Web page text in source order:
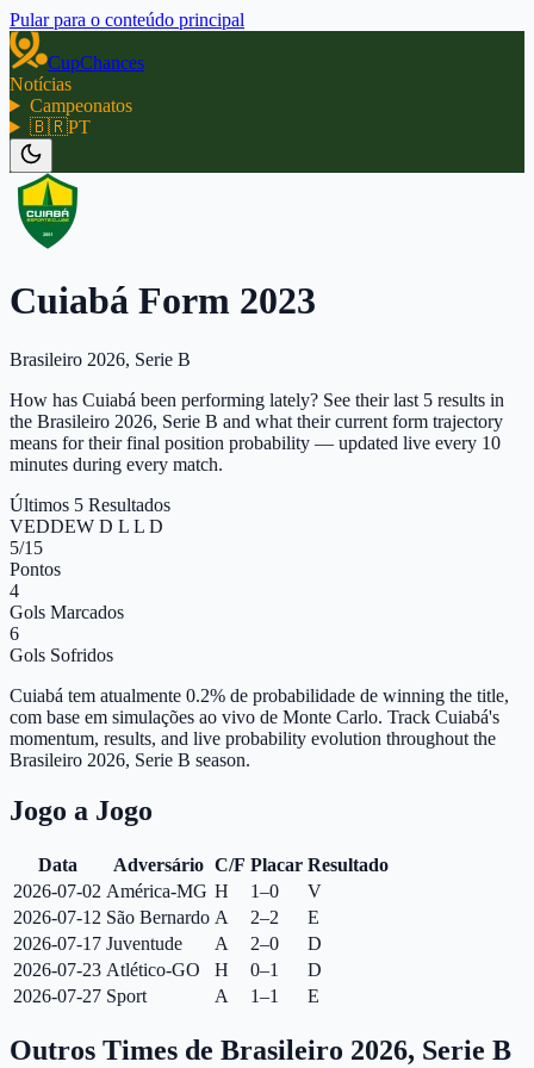
Pular para o conteúdo principal
CupChances
Notícias
Campeonatos
🇧🇷PT
Cuiabá Form 2023
Brasileiro 2026, Serie B
How has Cuiabá been performing lately? See their last 5 results in
the Brasileiro 2026, Serie B and what their current form trajectory
means for their final position probability — updated live every 10
minutes during every match.
Últimos 5 Resultados
VEDDEW D L L D
5/15
Pontos
4
Gols Marcados
6
Gols Sofridos
Cuiabá tem atualmente 0.2% de probabilidade de winning the title,
com base em simulações ao vivo de Monte Carlo. Track Cuiabá's
momentum, results, and live probability evolution throughout the
Brasileiro 2026, Serie B season.
Jogo a Jogo
Data Adversário C/F Placar Resultado
2026-07-02 América-MG H 1–0
V
2026-07-12 São Bernardo A 2–2
E
2026-07-17 Juventude A 2–0
D
2026-07-23 Atlético-GO H 0–1
D
2026-07-27 Sport A 1–1 E
Outros Times de Brasileiro 2026, Serie B